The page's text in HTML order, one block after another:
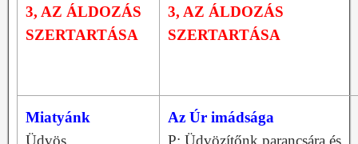
3, AZ ÁLDOZÁS
SZERTARTÁSA
3, AZ ÁLDOZÁS
SZERTARTÁSA
Miatyánk
Üdvös
Az Úr imádsága
P: Üdvözítőnk parancsára és